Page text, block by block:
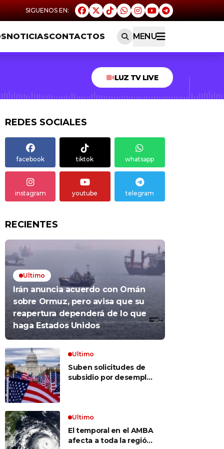
NOTICIASCONTACTOS MENU
LUZ TV LIVE
REDES SOCIALES
facebook tiktok whatsapp
instagram youtube telegram
RECIENTES
Ultimo
Irán anuncia acuerdo con Omán
sobre Ormuz, pero avisa que su
reapertura dependerá de lo que
haga Estados Unidos
Ultimo
Suben solicitudes de
subsidio por desempleo
Ultimo
El temporal en el AMBA
afecta a toda la región: